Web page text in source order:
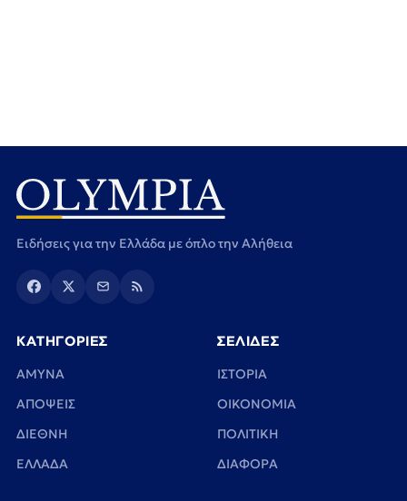
Ειδήσεις για την Ελλάδα με όπλο την Αλήθεια
ΚΑΤΗΓΟΡΙΕΣ
ΑΜΥΝΑ
ΑΠΟΨΕΙΣ
ΔΙΕΘΝΗ
ΕΛΛΑΔΑ
ΣΕΛΙΔΕΣ
ΙΣΤΟΡΙΑ
ΟΙΚΟΝΟΜΙΑ
ΠΟΛΙΤΙΚΗ
ΔΙΑΦΟΡΑ